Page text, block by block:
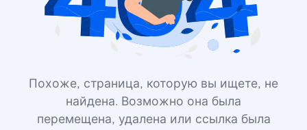
Похоже, страница, которую вы ищете, не
найдена. Возможно она была
перемещена, удалена или ссылка была